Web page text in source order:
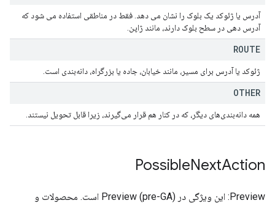
آدرس یا ژئوکد یک بلوک را نشان می دهد. فقط در مناطقی استفاده می شود که
آدرس دهی در سطح بلوک دارند، مانند ژاپن.
ROUTE
ژئوکد یا آدرس برای مسیر، مانند خیابان، جاده یا بزرگراه، دانه‌بندی است.
OTHER
همه دانه‌بندی‌های دیگر، که در کنار هم قرار می‌گیرند، زیرا قابل تحویل نیستند.
PossibleNextAction
Preview: این ویژگی در Preview (pre-GA) است. محصولات و